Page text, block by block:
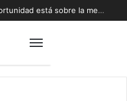
Biministro Daniel Mas: “La oportunidad está sobre la mesa y tenemos que aprovecharla”